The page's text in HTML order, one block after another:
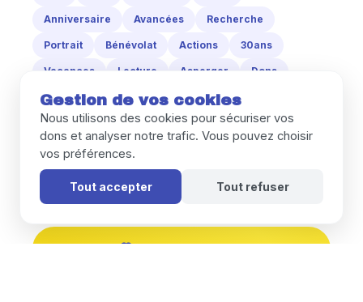
Anniversaire Avancées Recherche
Portrait Bénévolat Actions 30ans
Vacances Lecture Asperger Dons
Bénéficiaires Sommeil SDJ
Stéphane_Benhamou Entretien IME
Scolarisation
CUM
Gestion de vos cookies
Nous utilisons des cookies pour sécuriser vos
dons et analyser notre trafic. Vous pouvez choisir
vos préférences.
Tout accepter Tout refuser